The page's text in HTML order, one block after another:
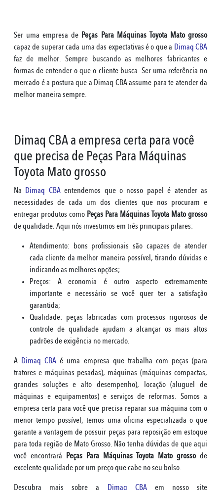
Ser uma empresa de Peças Para Máquinas Toyota Mato grosso
capaz de superar cada uma das expectativas é o que a Dimaq CBA
faz de melhor. Sempre buscando as melhores fabricantes e
formas de entender o que o cliente busca. Ser uma referência no
mercado é a postura que a Dimaq CBA assume para te atender da
melhor maneira sempre.
Dimaq CBA a empresa certa para você
que precisa de Peças Para Máquinas
Toyota Mato grosso
Na Dimaq CBAentendemos que o nosso papel é atender as
necessidades de cada um dos clientes que nos procuram e
entregar produtos como Peças Para Máquinas Toyota Mato grosso
de qualidade. Aqui nós investimos em três principais pilares:
Atendimento: bons profissionais são capazes de atender
cada cliente da melhor maneira possível, tirando dúvidas e
indicando as melhores opções;
Preços: A economia é outro aspecto extremamente
importante e necessário se você quer ter a satisfação
garantida;
Qualidade: peças fabricadas com processos rigorosos de
controle de qualidade ajudam a alcançar os mais altos
padrões de exigência no mercado.
A Dimaq CBA é uma empresa que trabalha com peças (para
tratores e máquinas pesadas), máquinas (máquinas compactas,
grandes soluções e alto desempenho), locação (aluguel de
máquinas e equipamentos) e serviços de reformas. Somos a
empresa certa para você que precisa reparar sua máquina com o
menor tempo possível, temos uma oficina especializada o que
garante a vantagem de possuir peças para reposição em estoque
para toda região de Mato Grosso. Não tenha dúvidas de que aqui
você encontrará Peças Para Máquinas Toyota Mato grossode
excelente qualidade por um preço que cabe no seu bolso.
Descubra mais sobre a Dimaq CBAem nosso site